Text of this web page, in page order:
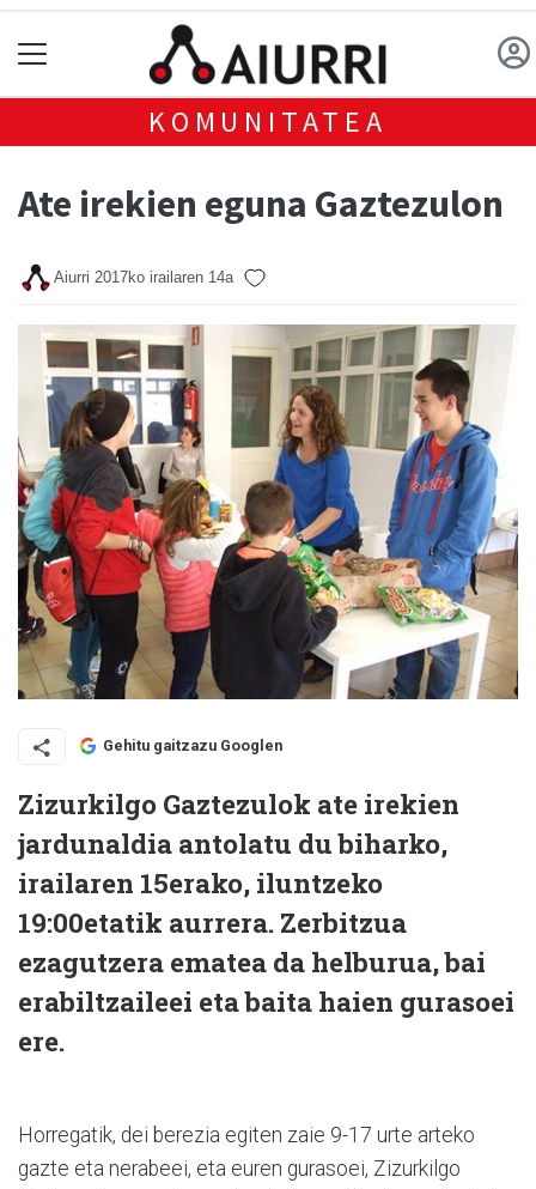
KOMUNITATEA
Ate irekien eguna Gaztezulon
Aiurri 2017ko irailaren 14a
Gehitu gaitzazu Googlen
Zizurkilgo Gaztezulok ate irekien
jardunaldia antolatu du biharko,
irailaren 15erako, iluntzeko
19:00etatik aurrera. Zerbitzua
ezagutzera ematea da helburua, bai
erabiltzaileei eta baita haien gurasoei
ere.
Horregatik, dei berezia egiten zaie 9-17 urte arteko
gazte eta nerabeei, eta euren gurasoei, Zizurkilgo